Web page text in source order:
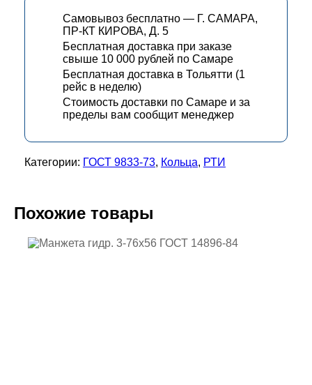
Самовывоз бесплатно — Г. САМАРА,
ПР-КТ КИРОВА, Д. 5
Бесплатная доставка при заказе
свыше 10 000 рублей по Самаре
Бесплатная доставка в Тольятти (1
рейс в неделю)
Стоимость доставки по Самаре и за
пределы вам сообщит менеджер
Категории: ГОСТ 9833-73, Кольца, РТИ
Похожие товары